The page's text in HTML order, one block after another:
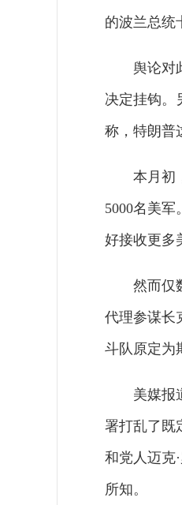
的波兰总统
舆论对
决定挂钩。
称，特朗普
本月初
5000名美
好接收更多
然而仅
代理参谋长
斗队原定为
美媒报
署打乱了既
和党人迈克
所知。